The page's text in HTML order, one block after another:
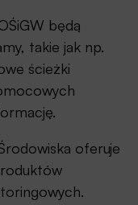
będą
takie jak np.
ścieżki
oferuje